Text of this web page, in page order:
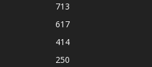
713
617
414
250